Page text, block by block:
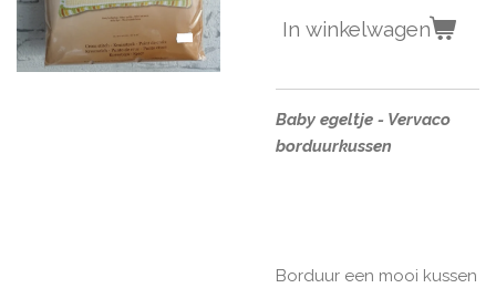
In winkelwagen
Baby egeltje - Vervaco
borduurkussen
Borduur een mooi kussen